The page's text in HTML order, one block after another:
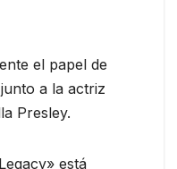
el papel de
a la actriz
Presley.
está